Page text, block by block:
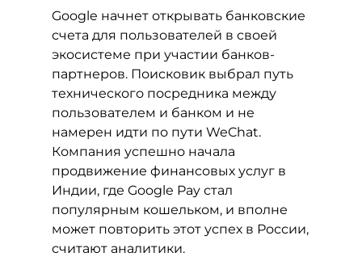
Google начнет открывать банковские
счета для пользователей в своей
экосистеме при участии банков-
партнеров. Поисковик выбрал путь
технического посредника между
пользователем и банком и не
намерен идти по пути WeChat.
Компания успешно начала
продвижение финансовых услуг в
Индии, где Google Pay стал
популярным кошельком, и вполне
может повторить этот успех в России,
считают аналитики.